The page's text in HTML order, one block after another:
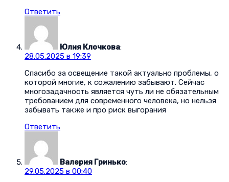
Ответить
Юлия Клочкова:
28.05.2025 в 19:39
Спасибо за освещение такой актуально проблемы, о
которой многие, к сожалению забывают. Сейчас
многозадачность является чуть ли не обязательным
требованием для современного человека, но нельзя
забывать также и про риск выгорания
Ответить
Валерия Гринько:
29.05.2025 в 00:40